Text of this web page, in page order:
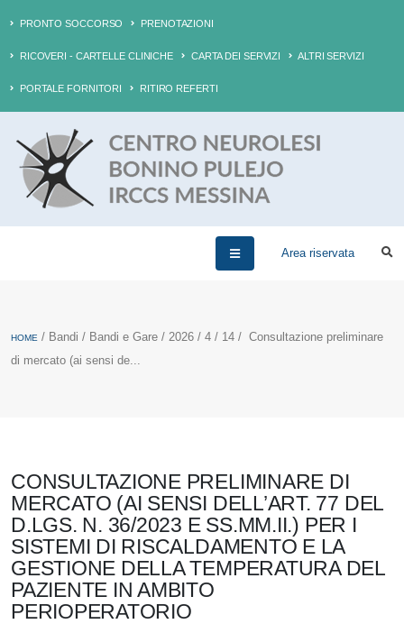
PRONTO SOCCORSO PRENOTAZIONI
RICOVERI - CARTELLE CLINICHE CARTA DEI SERVIZI ALTRI SERVIZI
PORTALE FORNITORI RITIRO REFERTI
Area riservata
HOME / Bandi / Bandi e Gare / 2026 / 4 / 14 / Consultazione preliminare
di mercato (ai sensi de...
CONSULTAZIONE PRELIMINARE DI
MERCATO (AI SENSI DELL’ART. 77 DEL
D.LGS. N. 36/2023 E SS.MM.II.) PER I
SISTEMI DI RISCALDAMENTO E LA
GESTIONE DELLA TEMPERATURA DEL
PAZIENTE IN AMBITO
PERIOPERATORIO